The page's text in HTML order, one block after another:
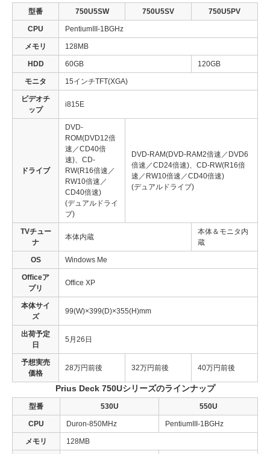
Prius Deck 750Uシリーズのラインナップ
型番 750U5SW 750U5SV 750U5PV
CPU PentiumIII-1BGHz
メモリ 128MB
HDD 60GB 120GB
モニタ 15インチTFT(XGA)
ビデオチ
ップ
i815E
ドライブ
DVD-
ROM(DVD12倍
速／CD40倍
速)、CD-
RW(R16倍速／
RW10倍速／
CD40倍速)
(デュアルドライ
ブ)
DVD-RAM(DVD-RAM2倍速／DVD6
倍速／CD24倍速)、CD-RW(R16倍
速／RW10倍速／CD40倍速)
(デュアルドライブ)
TVチュー
ナ
本体内蔵
本体＆モニタ内
蔵
OS Windows Me
Officeア
プリ
Office XP
本体サイ
ズ
99(W)×399(D)×355(H)mm
出荷予定
日
5月26日
予想実売
価格
28万円前後 32万円前後 40万円前後
型番 530U 550U
CPU Duron-850MHz PentiumIII-1BGHz
メモリ 128MB